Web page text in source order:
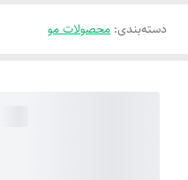
دسته‌بندی: محصولات مو